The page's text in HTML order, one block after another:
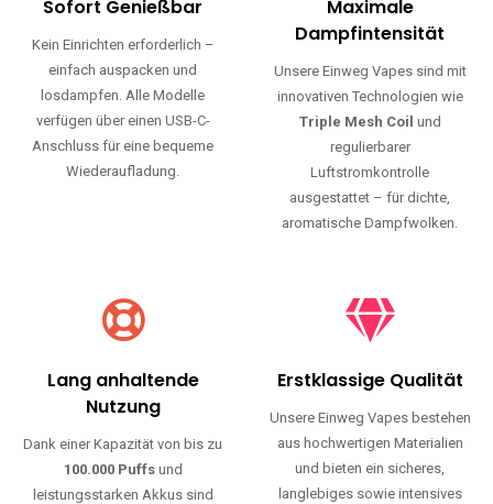
Sofort Genießbar
Kein Einrichten erforderlich –
einfach auspacken und
losdampfen. Alle Modelle
verfügen über einen USB-C-
Anschluss für eine bequeme
Wiederaufladung.
Maximale
Dampfintensität
Unsere Einweg Vapes sind mit
innovativen Technologien wie
Triple Mesh Coil und
regulierbarer
Luftstromkontrolle
ausgestattet – für dichte,
aromatische Dampfwolken.
Lang anhaltende
Nutzung
Dank einer Kapazität von bis zu
100.000 Puffsund
leistungsstarken Akkus sind
Erstklassige Qualität
Unsere Einweg Vapes bestehen
aus hochwertigen Materialien
und bieten ein sicheres,
langlebiges sowie intensives